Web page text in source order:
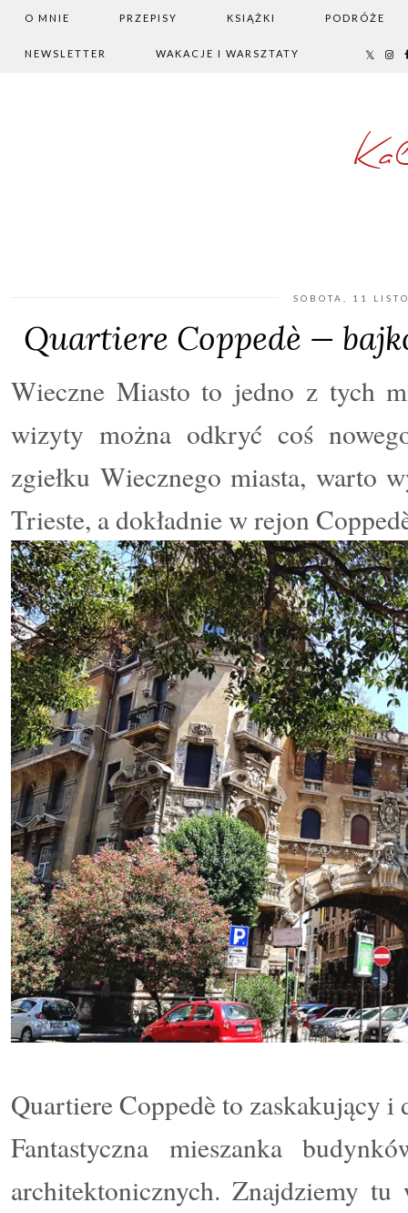
O MNIE PRZEPISY KSIĄŻKI PODRÓŻE
NEWSLETTER WAKACJE I WARSZTATY
SOBOTA, 11
Quartiere Coppedè —
Wieczne Miasto to jedno z tych
wizyty można odkryć coś
zgiełku Wiecznego miasta, warto
Trieste, a dokładnie w rejon
Quartiere Coppedè to zaskakujący
Fantastyczna mieszanka
architektonicznych. Znajdziemy